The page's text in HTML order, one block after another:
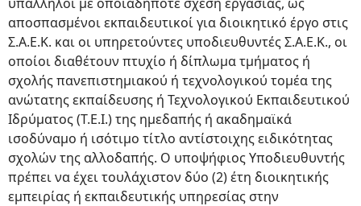
αποσπασμένοι εκπαιδευτικοί για διοικητικό έργο στις
Σ.Α.Ε.Κ. και οι υπηρετούντες υποδιευθυντές Σ.Α.Ε.Κ., οι
οποίοι διαθέτουν πτυχίο ή δίπλωμα τμήματος ή
σχολής πανεπιστημιακού ή τεχνολογικού τομέα της
ανώτατης εκπαίδευσης ή Τεχνολογικού Εκπαιδευτικού
Ιδρύματος (Τ.Ε.Ι.) της ημεδαπής ή ακαδημαϊκά
ισοδύναμο ή ισότιμο τίτλο αντίστοιχης ειδικότητας
σχολών της αλλοδαπής. Ο υποψήφιος Υποδιευθυντής
πρέπει να έχει τουλάχιστον δύο (2) έτη διοικητικής
εμπειρίας ή εκπαιδευτικής υπηρεσίας στην